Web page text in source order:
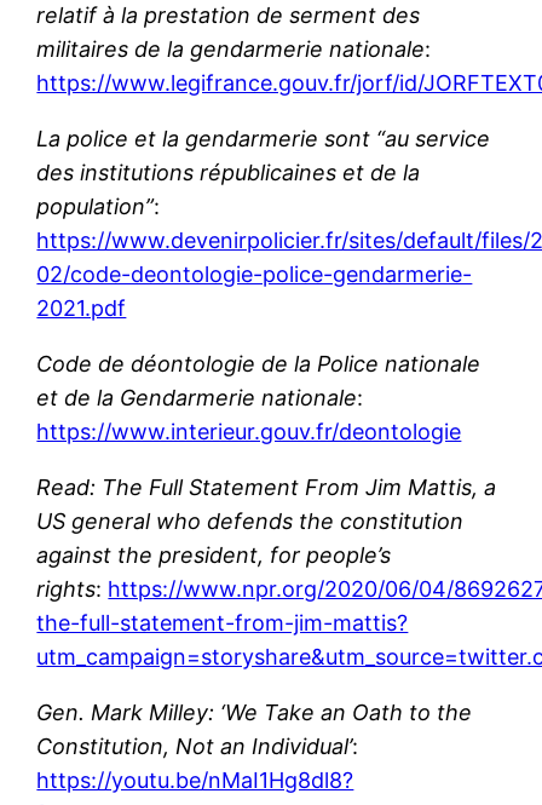
relatif à la prestation de serment des
militaires de la gendarmerie nationale:
https://www.legifrance.gouv.fr/jorf/id/
La police et la gendarmerie sont “au service
des institutions républicaines et de la
population”:
https://www.devenirpolicier.fr/sites/default/files/
02/code-deontologie-police-gendarmerie-
2021.pdf
Code de déontologie de la Police nationale
et de la Gendarmerie nationale:
https://www.interieur.gouv.fr/deontologie
Read: The Full Statement From Jim Mattis, a
US general who defends the constitution
against the president, for people’s
rights: https://www.npr.org/2020/06/04/
the-full-statement-from-jim-mattis?
Gen. Mark Milley: ‘We Take an Oath to the
Constitution, Not an Individual’:
https://youtu.be/nMaI1Hg8dl8?